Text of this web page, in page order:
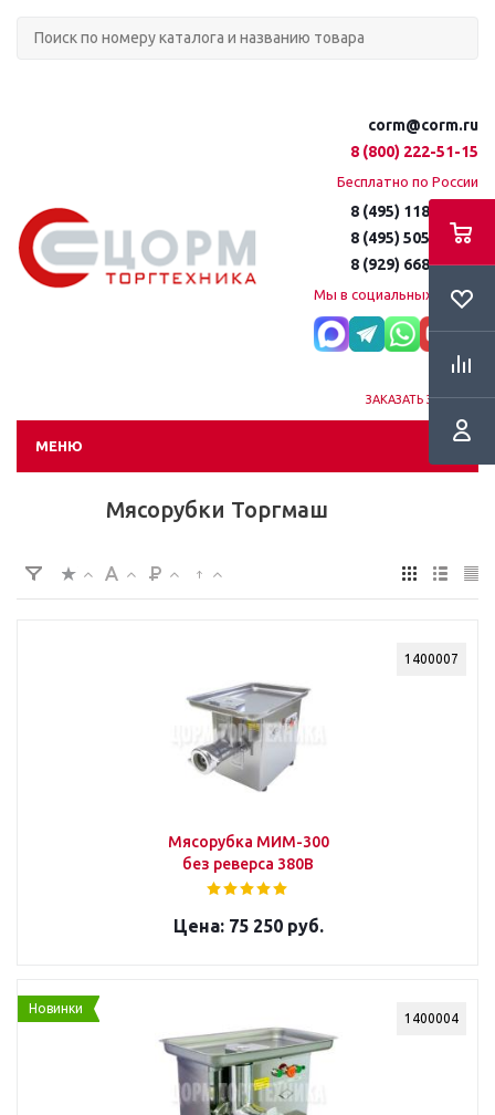
corm@corm.ru
8 (800) 222-51-15
Бесплатно по России
8 (495) 118-61-16
8 (495) 505-51-15
8 (929) 668-95-35
Мы в социальных сетях:
ЗАКАЗАТЬ ЗВОНОК
МЕНЮ
Мясорубки Торгмаш
1400007
Мясорубка МИМ-300
без реверса 380В
75 250 руб.
1400004
Новинки